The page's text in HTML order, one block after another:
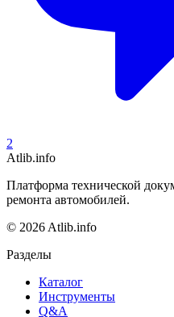
2
Atlib.info
Платформа технической
ремонта автомобилей.
© 2026 Atlib.info
Разделы
Каталог
Инструменты
Q&A